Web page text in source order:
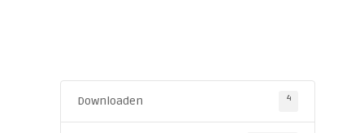
Downloaden 4